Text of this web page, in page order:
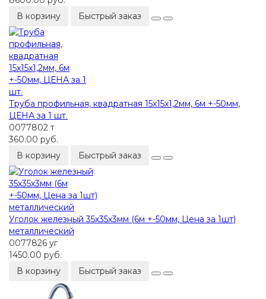
В корзину
Быстрый заказ
Труба профильная, квадратная 15х15х1,2мм, 6м +-50мм,
ЦЕНА за 1 шт.
0077802 т
360.00 руб.
В корзину
Быстрый заказ
Уголок железный 35х35х3мм (6м +-50мм, Цена за 1шт)
металлический
0077826 уг
1450.00 руб.
В корзину
Быстрый заказ